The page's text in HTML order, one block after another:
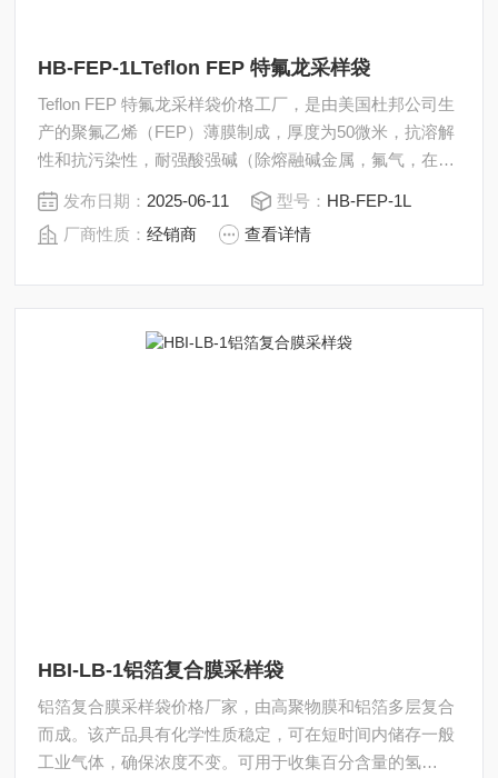
HB-FEP-1LTeflon FEP 特氟龙采样袋
Teflon FEP 特氟龙采样袋价格工厂，是由美国杜邦公司生
产的聚氟乙烯（FEP）薄膜制成，厚度为50微米，抗溶解
性和抗污染性，耐强酸强碱（除熔融碱金属，氟气，在较
高的温度和压力下的卤代化合物）对于液体、气体、水分
和有机蒸汽有较低的渗透性。
发布日期： 2025-06-11 型号： HB-FEP-1L
厂商性质：经销商 查看详情
HBI-LB-1铝箔复合膜采样袋
铝箔复合膜采样袋价格厂家，由高聚物膜和铝箔多层复合
而成。该产品具有化学性质稳定，可在短时间内储存一般
工业气体，确保浓度不变。可用于收集百分含量的氢